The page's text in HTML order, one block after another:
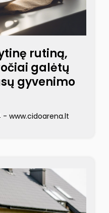
rutiną,
galėtų
gyvenimo
- www.cidoarena.lt